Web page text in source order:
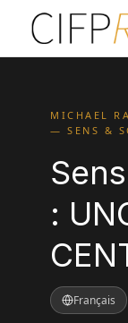
MICHAEL
— SENS &
:
Français